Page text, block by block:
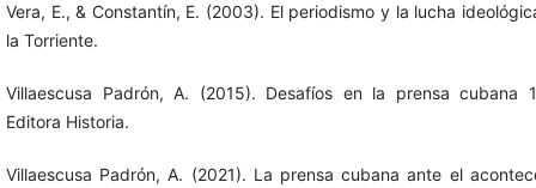
Vera, E., & Constantín, E. (2003). El periodismo y la lucha
la Torriente.
Villaescusa Padrón, A. (2015). Desafíos en la prensa cubana
Editora Historia.
Villaescusa Padrón, A. (2021). La prensa cubana ante el